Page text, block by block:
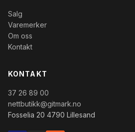
Salg
Varemerker
Om oss
Kontakt
KONTAKT
37 26 89 00
nettbutikk@gitmark.no
Fosselia 20 4790 Lillesand